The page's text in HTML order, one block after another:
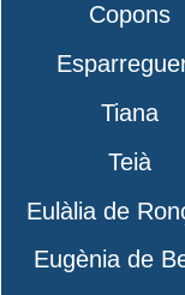
Copons
Tiana
Teià
Eulàlia de
Eugènia de